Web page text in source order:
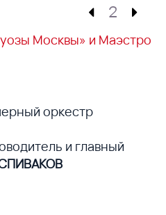
2
Москвы» и Маэстро
оркестр
и главный